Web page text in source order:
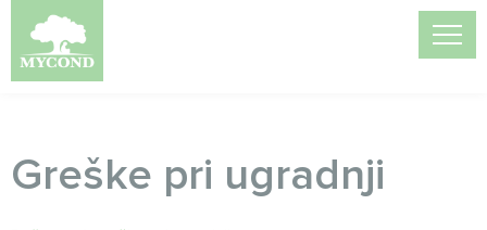
Greške pri ugradnji